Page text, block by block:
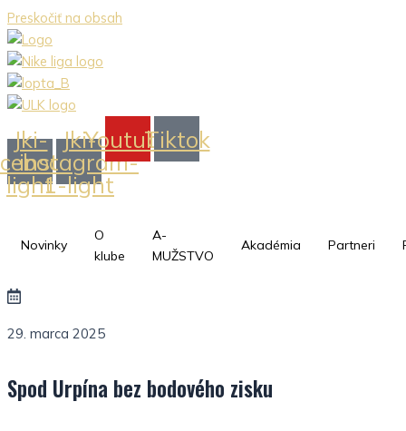
Preskočiť na obsah
Jki-
light
Jki-
instagram-
1-light
YoutubeTiktok
Novinky
O
klube
A-
MUŽSTVO
Akadémia Partneri
29. marca 2025
Spod Urpína bez bodového zisku